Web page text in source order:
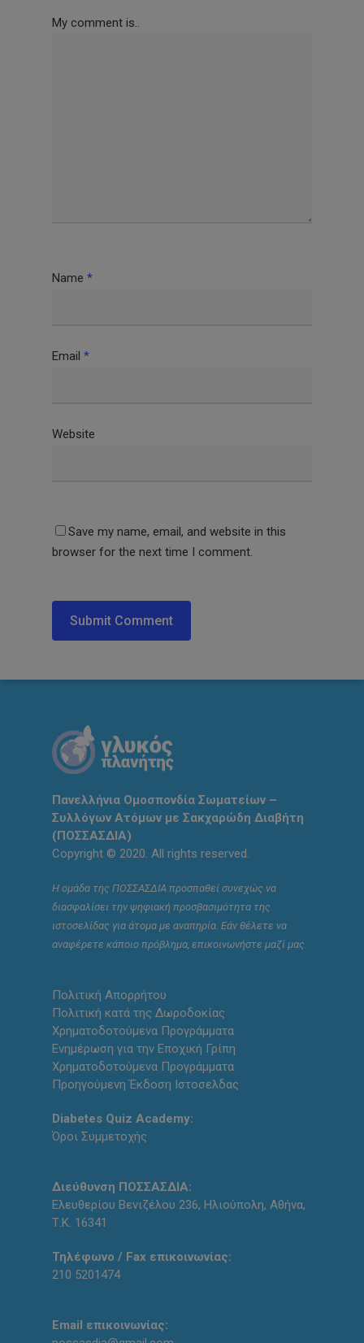
My comment is..
Name *
Email *
Website
Save my name, email, and website in this
browser for the next time I comment.
Πανελλήνια Ομοσπονδία Σωματείων –
Συλλόγων Ατόμων με Σακχαρώδη Διαβήτη
(ΠΟΣΣΑΣΔΙΑ)
Copyright © 2020. All rights reserved.
Η ομάδα της ΠΟΣΣΑΣΔΙΑ προσπαθεί συνεχώς να
διασφαλίσει την ψηφιακή προσβασιμότητα της
ιστοσελίδας για άτομα με αναπηρία. Εάν θέλετε να
αναφέρετε κάποιο πρόβλημα, επικοινωνήστε μαζί μας.
Πολιτική Απορρήτου
Πολιτική κατά της Δωροδοκίας
Χρηματοδοτούμενα Προγράμματα
Ενημέρωση για την Εποχική Γρίπη
Χρηματοδοτούμενα Προγράμματα
Προηγούμενη Έκδοση Ιστοσελδας
Diabetes Quiz Academy:
Όροι Συμμετοχής
Διεύθυνση ΠΟΣΣΑΣΔΙΑ:
Ελευθερίου Βενιζέλου 236, Ηλιούπολη, Αθήνα,
Τ.Κ. 16341
Τηλέφωνο / Fax επικοινωνίας:
210 5201474
Email επικοινωνίας: